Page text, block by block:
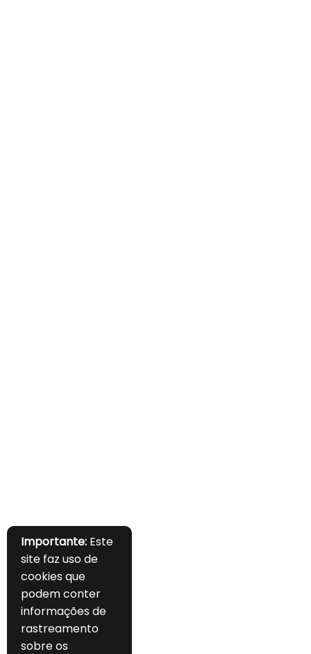
Importante: Este
site faz uso de
cookies que
podem conter
informações de
rastreamento
sobre os